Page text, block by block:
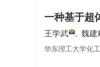
一种基于超
王学武 , 魏建
华东理工大学化